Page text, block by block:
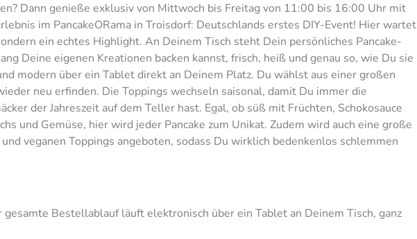
Dann genieße exklusiv von Mittwoch bis Freitag von 11:00 bis 16:00 Uhr mit
im PancakeORama in Troisdorf: Deutschlands erstes DIY-Event! Hier wartet
ein echtes Highlight. An Deinem Tisch steht Dein persönliches Pancake-
Deine eigenen Kreationen backen kannst, frisch, heiß und genau so, wie Du sie
modern über ein Tablet direkt an Deinem Platz. Du wählst aus einer großen
neu erfinden. Die Toppings wechseln saisonal, damit Du immer die
der Jahreszeit auf dem Teller hast. Egal, ob süß mit Früchten, Schokosauce
und Gemüse, hier wird jeder Pancake zum Unikat. Zudem wird auch eine große
veganen Toppings angeboten, sodass Du wirklich bedenkenlos schlemmen
gesamte Bestellablauf läuft elektronisch über ein Tablet an Deinem Tisch, ganz